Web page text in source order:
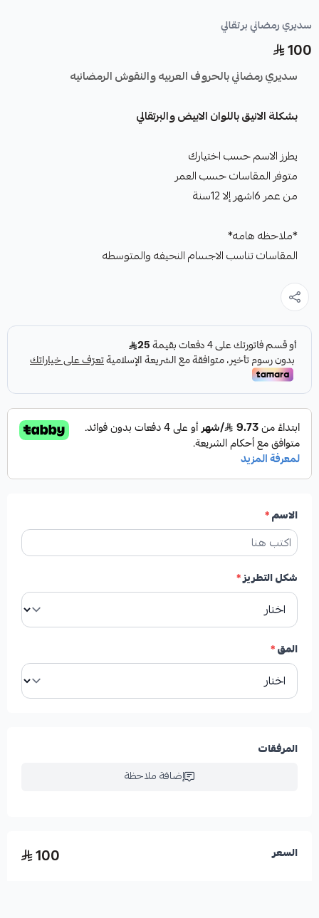
سديري رمضاني برتقالي
100
سديري رمضاني بالحروف العربيه والنقوش الرمضانيه
بشكلة الانيق باللوان الابيض والبرتقالي
يطرز الاسم حسب اختيارك
متوفر المقاسات حسب العمر
من عمر 6اشهر إلا 12سنة
*ملاحظه هامه*
المقاسات تناسب الاجسام النحيفه والمتوسطه
الاسم*
شكل التطريز*
المق*
المرفقات
إضافة ملاحظة
السعر 100